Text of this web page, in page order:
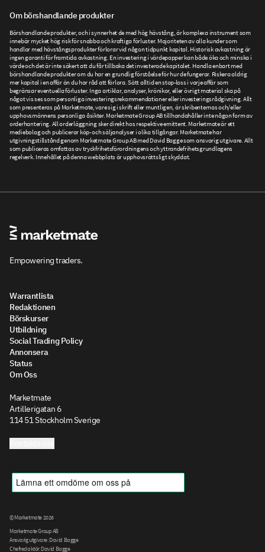
Om börshandlande produkter
Börshandlande produkter, och i synnerhet de med hög hävstång, är komplexa instrument som
innebär mycket hög risk för snabba och kraftiga förluster. Majoriteten av alla kunder som
handlar med hävstångsprodukter förlorar vid någon tidpunkt kapital. Historisk avkastning är
ingen garanti för framtida avkastning. En investering i värdepapper kan både öka och minska i
värde och det är inte säkert att du får tillbaka det investerade kapitalet. Handla enbart med
börshandlande produkter om du har en grundlig förståelse för hur de fungerar. Riskera aldrig
mer kapital i en affär än du har råd att förlora. Sätt alltid en stop-loss i varje affär som
begränsar eventuella förluster. Inga artiklar, analyser, krönikor, eller övrigt material ska på
något vis ses som personliga investeringsrekommendationer eller investeringsrådgivning. Allt
som presenteras på Marketmate, vare sig i skrift eller muntligen, är skribenternas och/eller
upphovsmännens personliga åsikter. Marketmate Group AB tillhandahåller inte någon form av
orderhantering. All orderläggning sker direkt hos respektive emittent. Marketmate är ett
mediebolag och publicerar köp- och säljanalyser i olika tillgångar. Marketmate har
utgivningstillstånd genom Marketmate Group AB med David Bagge som ansvarig utgivare. Allt
som publiceras omfattas av tryckfrihetsförordningens och yttrandefrihetsgrundlagens
regelverk. Innehållet på denna webbplats är upphovsrättsligt skyddat.
Empowering traders.
Warrantlista
Redaktionen
Börskurser
Utbildning
Social Trading Policy
Annonsera
Status
Om Oss
Marketmate
Artillerigatan 6
114 51 Stockholm Sverige
© Marketmate 2026
Marketmate Group AB
Ansvarig utgivare: David Bagge
Chefredaktör: David Bagge